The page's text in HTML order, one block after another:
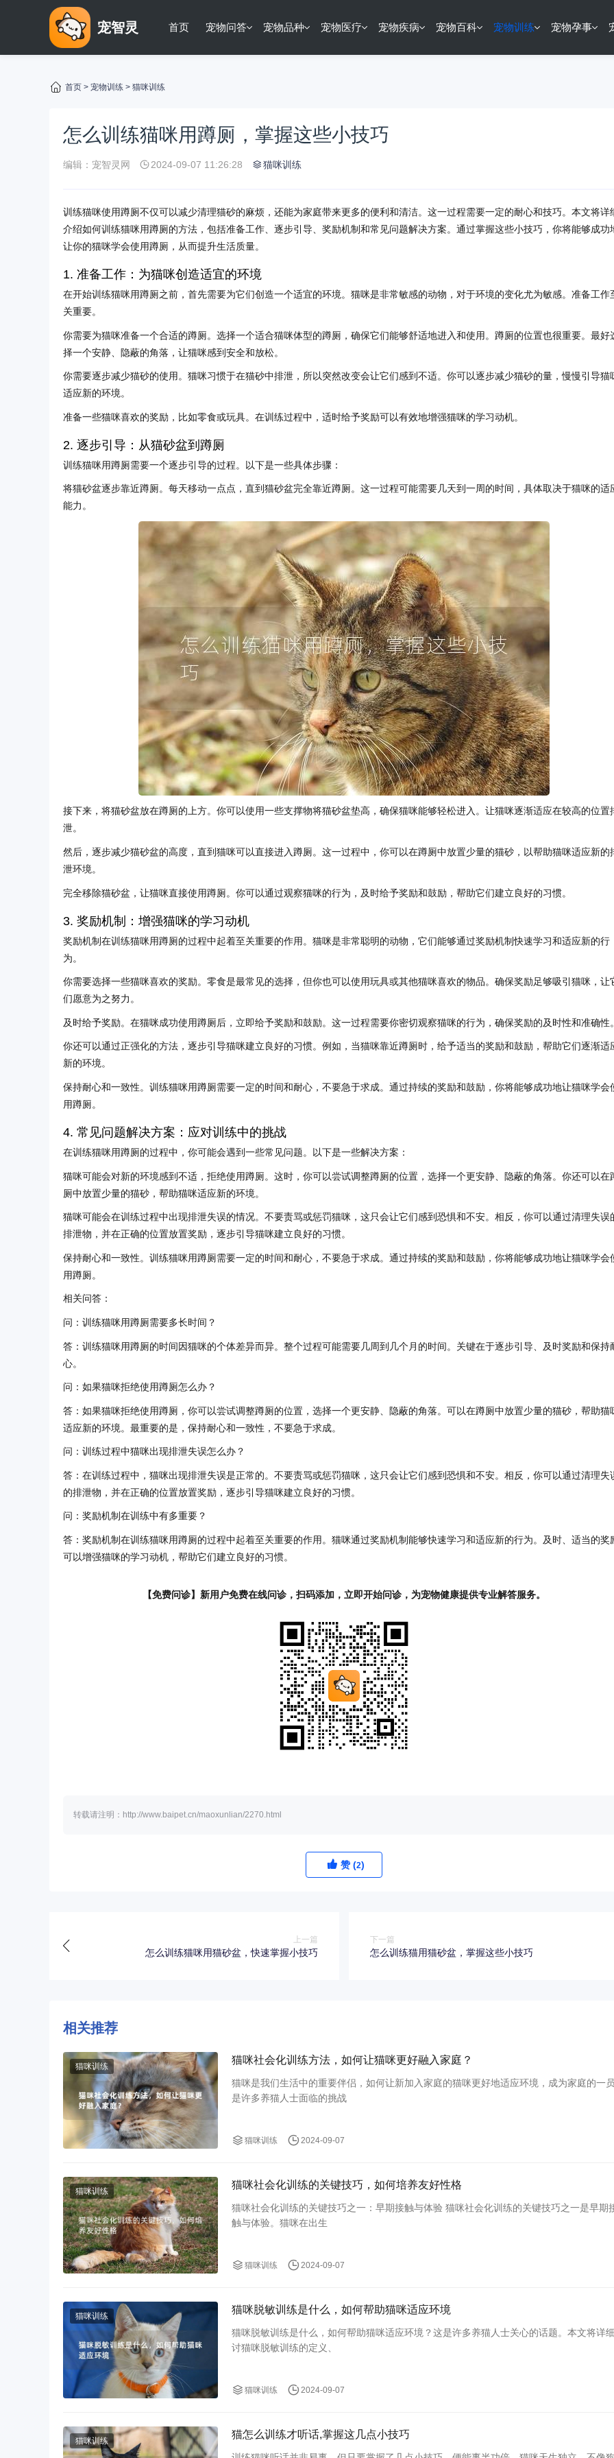
宠智灵 首页 宠物问答 宠物品种 宠物医疗 宠物疾病 宠物百科 宠物训练 宠物孕事
首页 > 宠物训练 > 猫咪训练
怎么训练猫咪用蹲厕，掌握这些小技巧
编辑：宠智灵网 2024-09-07 11:26:28 猫咪训练
训练猫咪使用蹲厕不仅可以减少清理猫砂的麻烦，还能为家庭带来更多的便利和清洁。这一过程需要一定的耐心和技巧。本文将详
介绍如何训练猫咪用蹲厕的方法，包括准备工作、逐步引导、奖励机制和常见问题解决方案。通过掌握这些小技巧，你将能够成功
让你的猫咪学会使用蹲厕，从而提升生活质量。
1. 准备工作：为猫咪创造适宜的环境
在开始训练猫咪用蹲厕之前，首先需要为它们创造一个适宜的环境。猫咪是非常敏感的动物，对于环境的变化尤为敏感。准备工作
关重要。
你需要为猫咪准备一个合适的蹲厕。选择一个适合猫咪体型的蹲厕，确保它们能够舒适地进入和使用。蹲厕的位置也很重要。最好
择一个安静、隐蔽的角落，让猫咪感到安全和放松。
你需要逐步减少猫砂的使用。猫咪习惯于在猫砂中排泄，所以突然改变会让它们感到不适。你可以逐步减少猫砂的量，慢慢引导猫
适应新的环境。
准备一些猫咪喜欢的奖励，比如零食或玩具。在训练过程中，适时给予奖励可以有效地增强猫咪的学习动机。
2. 逐步引导：从猫砂盆到蹲厕
训练猫咪用蹲厕需要一个逐步引导的过程。以下是一些具体步骤：
将猫砂盆逐步靠近蹲厕。每天移动一点点，直到猫砂盆完全靠近蹲厕。这一过程可能需要几天到一周的时间，具体取决于猫咪的适
能力。
接下来，将猫砂盆放在蹲厕的上方。你可以使用一些支撑物将猫砂盆垫高，确保猫咪能够轻松进入。让猫咪逐渐适应在较高的位置
泄。
然后，逐步减少猫砂盆的高度，直到猫咪可以直接进入蹲厕。这一过程中，你可以在蹲厕中放置少量的猫砂，以帮助猫咪适应新的
泄环境。
完全移除猫砂盆，让猫咪直接使用蹲厕。你可以通过观察猫咪的行为，及时给予奖励和鼓励，帮助它们建立良好的习惯。
3. 奖励机制：增强猫咪的学习动机
奖励机制在训练猫咪用蹲厕的过程中起着至关重要的作用。猫咪是非常聪明的动物，它们能够通过奖励机制快速学习和适应新的行
为。
你需要选择一些猫咪喜欢的奖励。零食是最常见的选择，但你也可以使用玩具或其他猫咪喜欢的物品。确保奖励足够吸引猫咪，让
们愿意为之努力。
及时给予奖励。在猫咪成功使用蹲厕后，立即给予奖励和鼓励。这一过程需要你密切观察猫咪的行为，确保奖励的及时性和准确性
你还可以通过正强化的方法，逐步引导猫咪建立良好的习惯。例如，当猫咪靠近蹲厕时，给予适当的奖励和鼓励，帮助它们逐渐适
新的环境。
保持耐心和一致性。训练猫咪用蹲厕需要一定的时间和耐心，不要急于求成。通过持续的奖励和鼓励，你将能够成功地让猫咪学会
用蹲厕。
4. 常见问题解决方案：应对训练中的挑战
在训练猫咪用蹲厕的过程中，你可能会遇到一些常见问题。以下是一些解决方案：
猫咪可能会对新的环境感到不适，拒绝使用蹲厕。这时，你可以尝试调整蹲厕的位置，选择一个更安静、隐蔽的角落。你还可以在
厕中放置少量的猫砂，帮助猫咪适应新的环境。
猫咪可能会在训练过程中出现排泄失误的情况。不要责骂或惩罚猫咪，这只会让它们感到恐惧和不安。相反，你可以通过清理失误
排泄物，并在正确的位置放置奖励，逐步引导猫咪建立良好的习惯。
保持耐心和一致性。训练猫咪用蹲厕需要一定的时间和耐心，不要急于求成。通过持续的奖励和鼓励，你将能够成功地让猫咪学会
用蹲厕。
相关问答：
问：训练猫咪用蹲厕需要多长时间？
答：训练猫咪用蹲厕的时间因猫咪的个体差异而异。整个过程可能需要几周到几个月的时间。关键在于逐步引导、及时奖励和保持
心。
问：如果猫咪拒绝使用蹲厕怎么办？
答：如果猫咪拒绝使用蹲厕，你可以尝试调整蹲厕的位置，选择一个更安静、隐蔽的角落。可以在蹲厕中放置少量的猫砂，帮助猫
适应新的环境。最重要的是，保持耐心和一致性，不要急于求成。
问：训练过程中猫咪出现排泄失误怎么办？
答：在训练过程中，猫咪出现排泄失误是正常的。不要责骂或惩罚猫咪，这只会让它们感到恐惧和不安。相反，你可以通过清理失
的排泄物，并在正确的位置放置奖励，逐步引导猫咪建立良好的习惯。
问：奖励机制在训练中有多重要？
答：奖励机制在训练猫咪用蹲厕的过程中起着至关重要的作用。猫咪通过奖励机制能够快速学习和适应新的行为。及时、适当的奖
可以增强猫咪的学习动机，帮助它们建立良好的习惯。
【免费问诊】新用户免费在线问诊，扫码添加，立即开始问诊，为宠物健康提供专业解答服务。
转载请注明：http://www.baipet.cn/maoxunlian/2270.html
赞 (2)
上一篇
怎么训练猫咪用猫砂盆，快速掌握小技巧
下一篇
怎么训练猫用猫砂盆，掌握这些小技巧
相关推荐
猫咪训练
猫咪社会化训练方法，如何让猫咪更好融入家庭？
猫咪是我们生活中的重要伴侣，如何让新加入家庭的猫咪更好地适应环境，成为家庭的一
是许多养猫人士面临的挑战
猫咪训练 2024-09-07
猫咪训练
猫咪社会化训练的关键技巧，如何培养友好性格
猫咪社会化训练的关键技巧之一：早期接触与体验 猫咪社会化训练的关键技巧之一是早期接
触与体验。猫咪在出生
猫咪训练 2024-09-07
猫咪训练
猫咪脱敏训练是什么，如何帮助猫咪适应环境
猫咪脱敏训练是什么，如何帮助猫咪适应环境？这是许多养猫人士关心的话题。本文将详
讨猫咪脱敏训练的定义、
猫咪训练 2024-09-07
猫咪训练
猫怎么训练才听话,掌握这几点小技巧